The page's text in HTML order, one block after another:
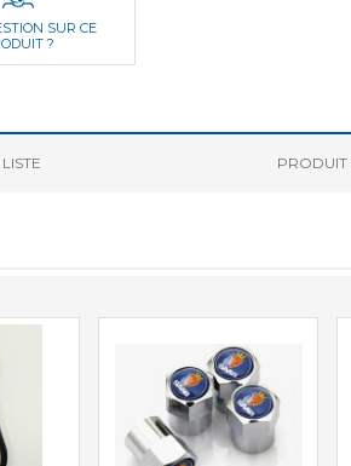
SUR CE
?
PRODUIT